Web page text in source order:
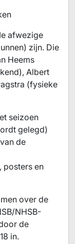
afwezige
zijn. Die
Heems
Albert
(fysieke
seizoen
gelegd)
de
posters en
over de
NHSB-
de
in.